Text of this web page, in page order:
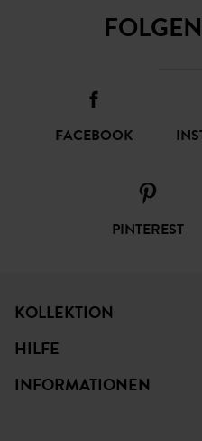
FACEBOOK
PINTEREST
KOLLEKTION
HILFE
INFORMATIONEN